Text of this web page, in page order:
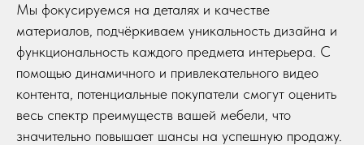
Мы фокусируемся на деталях и качестве
материалов, подчёркиваем уникальность дизайна и
функциональность каждого предмета интерьера. С
помощью динамичного и привлекательного видео
контента, потенциальные покупатели смогут оценить
весь спектр преимуществ вашей мебели, что
значительно повышает шансы на успешную продажу.